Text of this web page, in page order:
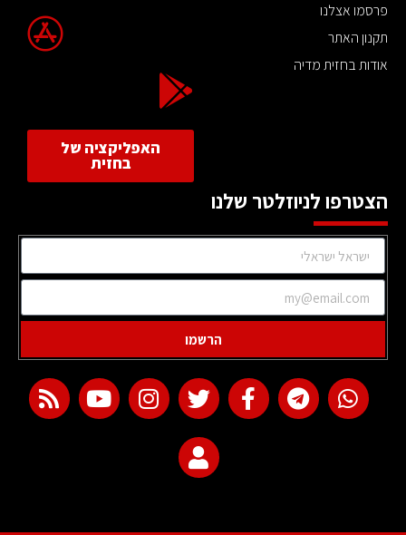
פרסמו אצלנו
תקנון האתר
אודות בחזית מדיה
האפליקציה של
בחזית
הצטרפו לניוזלטר שלנו
הרשמו